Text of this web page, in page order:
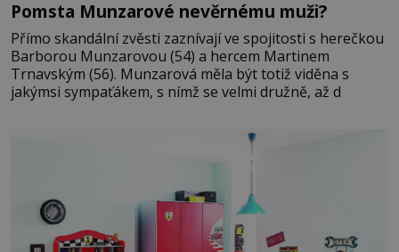
Pomsta Munzarové nevěrnému muži?
Přímo skandální zvěsti zaznívají ve spojitosti s herečkou
Barborou Munzarovou (54) a hercem Martinem
Trnavským (56). Munzarová měla být totiž viděna s
jakýmsi sympaťákem, s nímž se velmi družně, až d